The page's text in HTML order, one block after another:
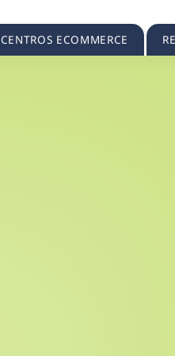
CENTROS ECOMMERCE